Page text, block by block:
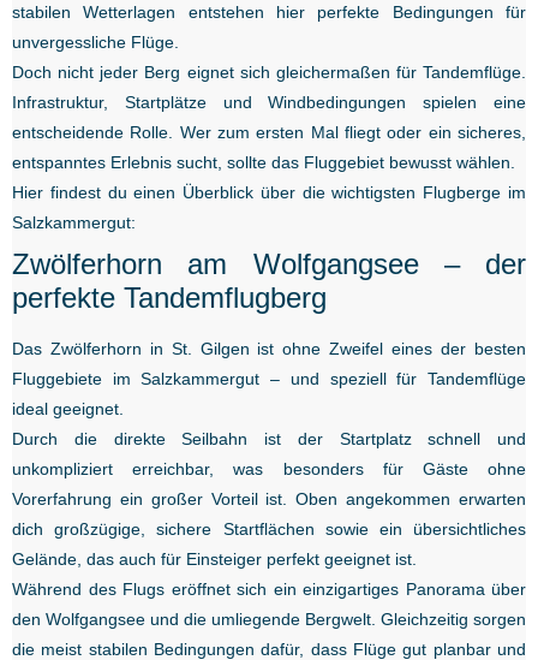
stabilen Wetterlagen entstehen hier perfekte Bedingungen für
unvergessliche Flüge.
Doch nicht jeder Berg eignet sich gleichermaßen für Tandemflüge.
Infrastruktur, Startplätze und Windbedingungen spielen eine
entscheidende Rolle. Wer zum ersten Mal fliegt oder ein sicheres,
entspanntes Erlebnis sucht, sollte das Fluggebiet bewusst wählen.
Hier findest du einen Überblick über die wichtigsten Flugberge im
Salzkammergut:
Zwölferhorn am Wolfgangsee – der
perfekte Tandemflugberg
Das Zwölferhorn in St. Gilgen ist ohne Zweifel eines der besten
Fluggebiete im Salzkammergut – und speziell für Tandemflüge
ideal geeignet.
Durch die direkte Seilbahn ist der Startplatz schnell und
unkompliziert erreichbar, was besonders für Gäste ohne
Vorerfahrung ein großer Vorteil ist. Oben angekommen erwarten
dich großzügige, sichere Startflächen sowie ein übersichtliches
Gelände, das auch für Einsteiger perfekt geeignet ist.
Während des Flugs eröffnet sich ein einzigartiges Panorama über
den Wolfgangsee und die umliegende Bergwelt. Gleichzeitig sorgen
die meist stabilen Bedingungen dafür, dass Flüge gut planbar und